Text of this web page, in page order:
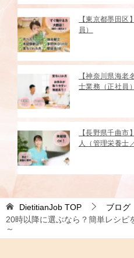
【東京都墨田区
員）
【神奈川県海老
士業務（正社員）
【長野県千曲市
人（管理栄養士
DietitianJob TOP
ブログ
20時以降に選ぶなら？簡単レシピ
～